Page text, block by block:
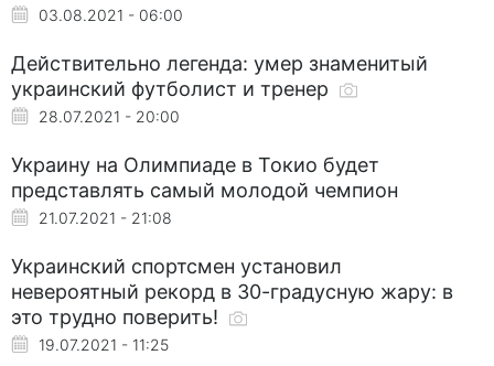
03.08.2021 - 06:00
Действительно легенда: умер знаменитый
украинский футболист и тренер
28.07.2021 - 20:00
Украину на Олимпиаде в Токио будет
представлять самый молодой чемпион
21.07.2021 - 21:08
Украинский спортсмен установил
невероятный рекорд в 30-градусную жару: в
это трудно поверить!
19.07.2021 - 11:25